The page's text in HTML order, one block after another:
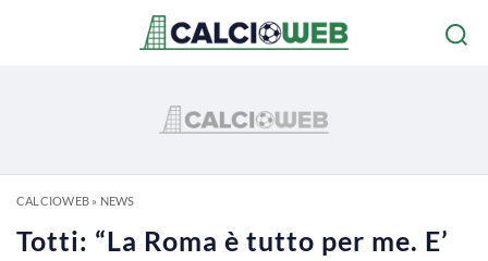
CALCIOWEB» NEWS
Totti: “La Roma è tutto per me. E’